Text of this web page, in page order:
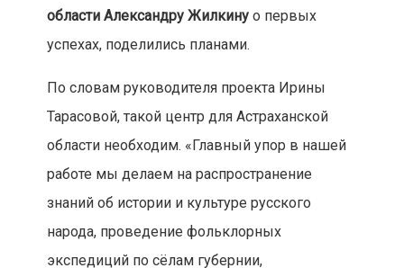
области Александру Жилкину о первых
успехах, поделились планами.
По словам руководителя проекта Ирины
Тарасовой, такой центр для Астраханской
области необходим. «Главный упор в нашей
работе мы делаем на распространение
знаний об истории и культуре русского
народа, проведение фольклорных
экспедиций по сёлам губернии,